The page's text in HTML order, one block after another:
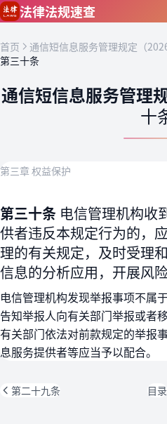
跳到主要内容
法律法规速查
首页 通信短信息服务管理规定（2026
第三十条
通信短信息服务管理
十
第三章 权益保护
第三十条 电信管理机构收
供者违反本规定行为的，
理的有关规定，及时受理
信息的分析应用，开展风
电信管理机构发现举报事项不属
告知举报人向有关部门举报或者
有关部门依法对前款规定的举报
息服务提供者等应当予以配合。
第二十九条 目录